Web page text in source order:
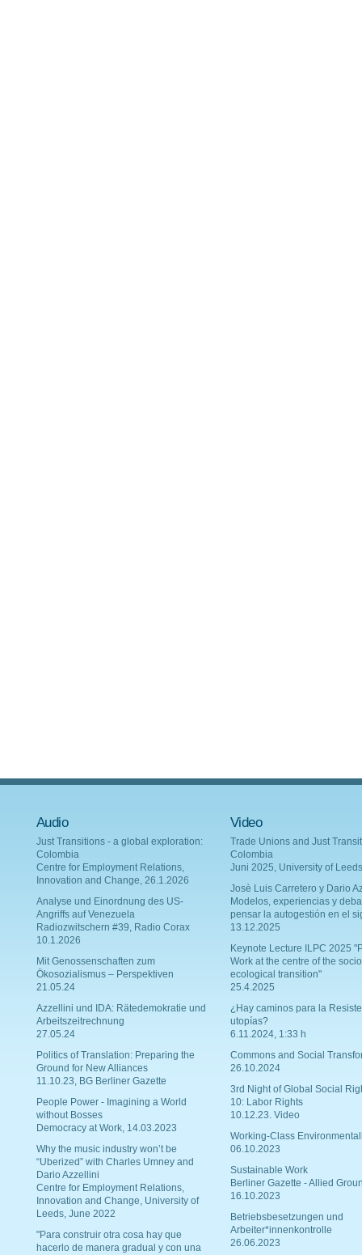
Audio
Just Transitions - a global exploration:
Colombia
Centre for Employment Relations,
Innovation and Change, 26.1.2026
Analyse und Einordnung des US-
Angriffs auf Venezuela
Radiozwitschern #39, Radio Corax
10.1.2026
Mit Genossenschaften zum
Ökosozialismus – Perspektiven
21.05.24
Azzellini und IDA: Rätedemokratie und
Arbeitszeitrechnung
27.05.24
Politics of Translation: Preparing the
Ground for New Alliances
11.10.23, BG Berliner Gazette
People Power - Imagining a World
without Bosses
Democracy at Work, 14.03.2023
Why the music industry won’t be
“Uberized” with Charles Umney and
Dario Azzellini
Centre for Employment Relations,
Innovation and Change, University of
Leeds, June 2022
"Para construir otra cosa hay que
hacerlo de manera gradual y con una
Video
Trade Unions and Just
Colombia
Juni 2025, University of Leeds
Josè Luis Carretero y Dario
Modelos, experiencias y
pensar la autogestión en el
13.12.2025
Keynote Lecture ILPC 2025
Work at the centre of the
ecological transition"
25.4.2025
¿Hay caminos para la
utopías?
6.11.2024, 1:33 h
Commons and Social
26.10.2024
3rd Night of Global Social
10: Labor Rights
10.12.23. Video
Working-Class
06.10.2023
Sustainable Work
Berliner Gazette - Allied
16.10.2023
Betriebsbesetzungen und
Arbeiter*innenkontrolle
26.06.2023